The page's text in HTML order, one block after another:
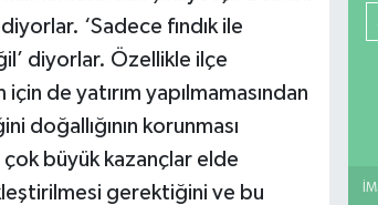
‘Sadece fındık ile
diyorlar. Özellikle ilçe
de yatırım yapılmamasından
doğallığının korunması
büyük kazançlar elde
gerektiğini ve bu